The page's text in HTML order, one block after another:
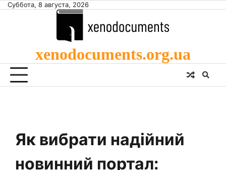
SkipСуббота, 8 августа, 2026
xenodocuments.org.ua
Як вибрати надійний
новинний портал: